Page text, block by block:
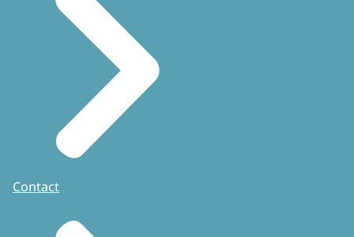
Contact